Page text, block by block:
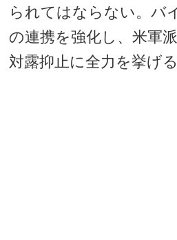
られてはならない。バ
の連携を強化し、米軍
対露抑止に全力を挙げ